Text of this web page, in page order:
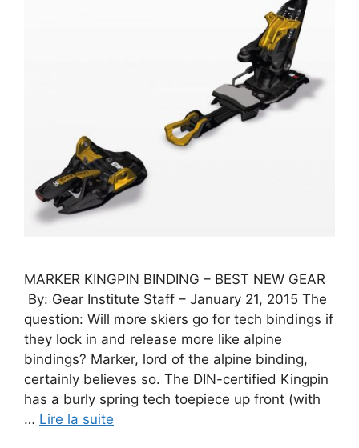
MARKER KINGPIN BINDING – BEST NEW GEAR
By: Gear Institute Staff – January 21, 2015 The
question: Will more skiers go for tech bindings if
they lock in and release more like alpine
bindings? Marker, lord of the alpine binding,
certainly believes so. The DIN-certified Kingpin
has a burly spring tech toepiece up front (with
… Lire la suite